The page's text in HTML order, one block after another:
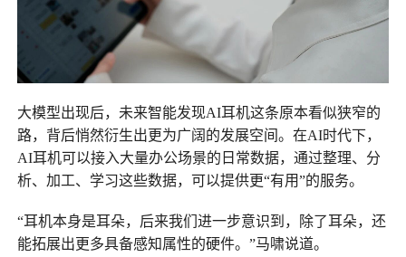
大模型出现后，未来智能发现AI耳机这条原本看似狭窄的
路，背后悄然衍生出更为广阔的发展空间。在AI时代下，
AI耳机可以接入大量办公场景的日常数据，通过整理、分
析、加工、学习这些数据，可以提供更“有用”的服务。
“耳机本身是耳朵，后来我们进一步意识到，除了耳朵，还
能拓展出更多具备感知属性的硬件。”马啸说道。